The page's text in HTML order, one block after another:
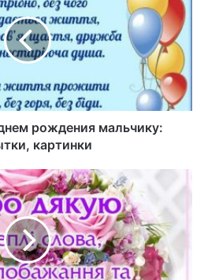
рождения мальчику:
картинки